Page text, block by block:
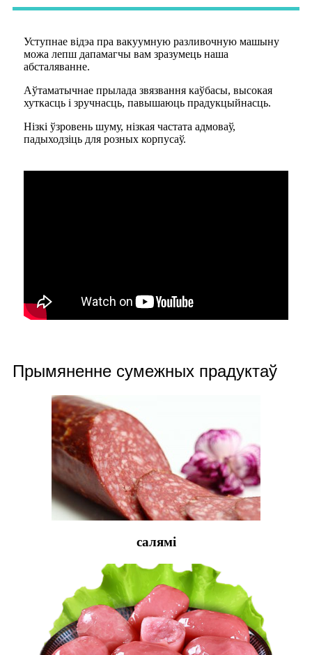
Уступнае відэа пра вакуумную разливочную машыну
можа лепш дапамагчы вам зразумець наша
абсталяванне.
Аўтаматычнае прылада звязвання каўбасы, высокая
хуткасць і зручнасць, павышаюць прадукцыйнасць.
Нізкі ўзровень шуму, нізкая частата адмоваў,
падыходзіць для розных корпусаў.
Прымяненне сумежных прадуктаў
салямі